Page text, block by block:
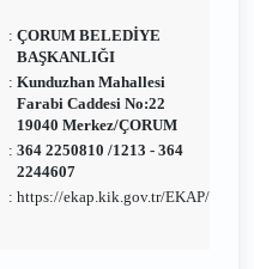
: ÇORUM BELEDİYE
BAŞKANLIĞI
: Kunduzhan Mahallesi
Farabi Caddesi No:22
19040 Merkez/ÇORUM
: 364 2250810 /1213 - 364
2244607
: https://ekap.kik.gov.tr/EKAP/